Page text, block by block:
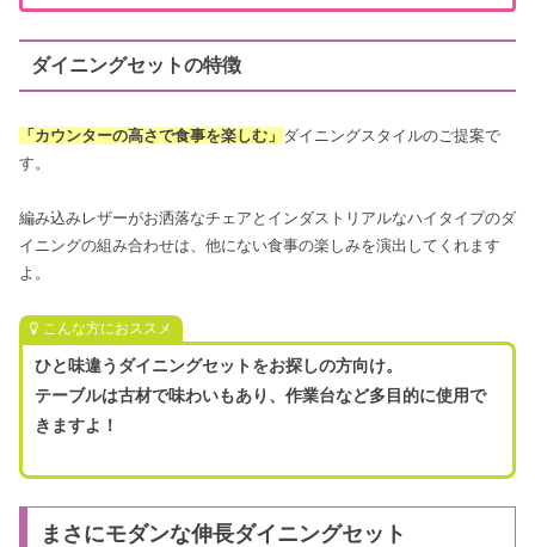
ダイニングセットの特徴
「カウンターの高さで食事を楽しむ」 ダイニングスタイルのご提案で
す。
編み込みレザーがお洒落なチェアとインダストリアルなハイタイプのダ
イニングの組み合わせは、他にない食事の楽しみを演出してくれます
よ。
こんな方におススメ
ひと味違うダイニングセットをお探しの方向け。
テーブルは古材で味わいもあり、作業台など多目的に使用で
きますよ！
まさにモダンな伸長ダイニングセット